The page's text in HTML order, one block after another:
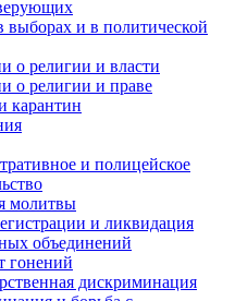
выборах и в политической
о религии и власти
о религии и праве
карантин
и полицейское
молитвы
и ликвидация
объединений
гонений
дискриминация